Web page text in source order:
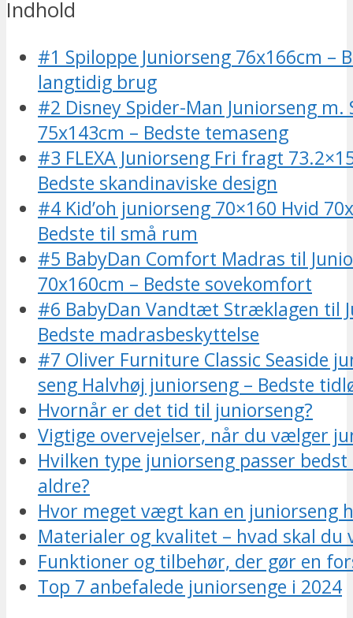
Indhold
#1 Spiloppe Juniorseng 76x166cm –
langtidig brug
#2 Disney Spider-Man Juniorseng m.
75x143cm – Bedste temaseng
#3 FLEXA Juniorseng Fri fragt
Bedste skandinaviske design
#4 Kid’oh juniorseng 70×160 Hvid
Bedste til små rum
#5 BabyDan Comfort Madras til
70x160cm – Bedste sovekomfort
#6 BabyDan Vandtæt Stræklagen til
Bedste madrasbeskyttelse
#7 Oliver Furniture Classic Seaside
seng Halvhøj juniorseng – Bedste
Hvornår er det tid til juniorseng?
Vigtige overvejelser, når du vælger
Hvilken type juniorseng passer
aldre?
Hvor meget vægt kan en juniorseng
Materialer og kvalitet – hvad skal du
Funktioner og tilbehør, der gør en
Top 7 anbefalede juniorsenge i 2024